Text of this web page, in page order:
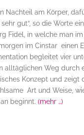
Nachteil am Körper,
gut“, so die Worte
Fidel, in welche man
im Cinstar einen
begleitet vier
alltäglichen Weg durch
Konzept und zeigt
Art und Weise,
an beginnt.(mehr …)